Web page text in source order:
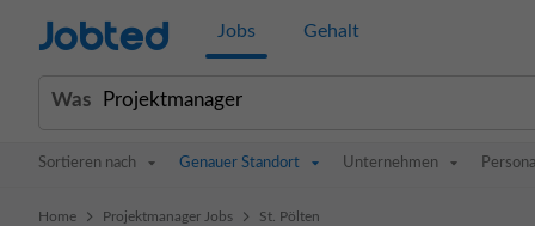
Jobted Jobs Gehalt
Was
Sortieren nach Genauer Standort Unternehmen
Home > Projektmanager Jobs > St. Pölten